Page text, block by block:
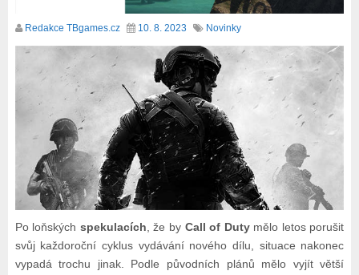
Redakce TBgames.cz 10. 8. 2023 Novinky
Po loňských spekulacích, že by Call of Dutymělo letos porušit
svůj každoroční cyklus vydávání nového dílu, situace nakonec
vypadá trochu jinak. Podle původních plánů mělo vyjít větší